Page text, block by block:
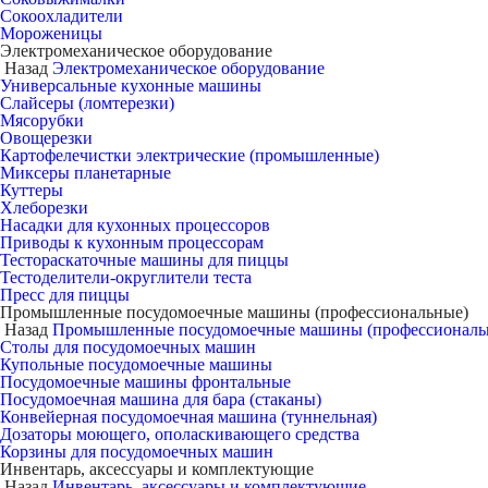
Сокоохладители
Мороженицы
Электромеханическое оборудование
Назад Электромеханическое оборудование
Универсальные кухонные машины
Слайсеры (ломтерезки)
Мясорубки
Овощерезки
Картофелечистки электрические (промышленные)
Миксеры планетарные
Куттеры
Хлеборезки
Насадки для кухонных процессоров
Приводы к кухонным процессорам
Тестораскаточные машины для пиццы
Тестоделители-округлители теста
Пресс для пиццы
Промышленные посудомоечные машины (профессиональные)
Назад Промышленные посудомоечные машины
Столы для посудомоечных машин
Купольные посудомоечные машины
Посудомоечные машины фронтальные
Посудомоечная машина для бара (стаканы)
Конвейерная посудомоечная машина (туннельная)
Дозаторы моющего, ополаскивающего средства
Корзины для посудомоечных машин
Инвентарь, аксессуары и комплектующие